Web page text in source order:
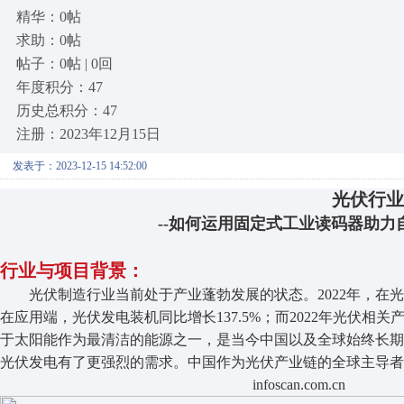
精华：0帖
求助：0帖
帖子：0帖 | 0回
年度积分：47
历史总积分：47
注册：2023年12月15日
发表于：2023-12-15 14:52:00
光伏行
--如何运用固定式工业读码器助力自动
行业与项目背景：
光伏制造行业当前处于产业蓬勃发展的状态。2022年，在
在应用端，光伏发电装机同比增长137.5%；而2022年光伏相
于太阳能作为最清洁的能源之一，是当今中国以及全球始终长
光伏发电有了更强烈的需求。中国作为光伏产业链的全球主导
infoscan.com.cn